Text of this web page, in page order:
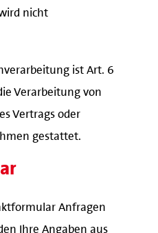
nicht
ist Art. 6
Verarbeitung von
Vertrags oder
gestattet.
Anfragen
Ihre Angaben aus